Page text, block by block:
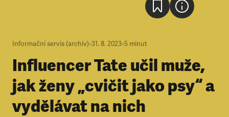
Informační servis (archiv)•31. 8. 2023•5 minut
Influencer Tate učil muže,
jak ženy „cvičit jako psy“ a
vydělávat na nich